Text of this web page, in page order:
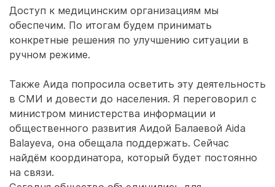
Доступ к медицинским организациям мы
обеспечим. По итогам будем принимать
конкретные решения по улучшению ситуации в
ручном режиме.
Также Аида попросила осветить эту деятельность
в СМИ и довести до населения. Я переговорил с
министром министерства информации и
общественного развития Аидой Балаевой Aida
Balayeva, она обещала поддержать. Сейчас
найдём координатора, который будет постоянно
на связи.